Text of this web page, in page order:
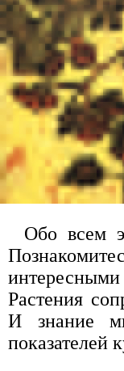
Обо всем
Растения
И знание
показателей